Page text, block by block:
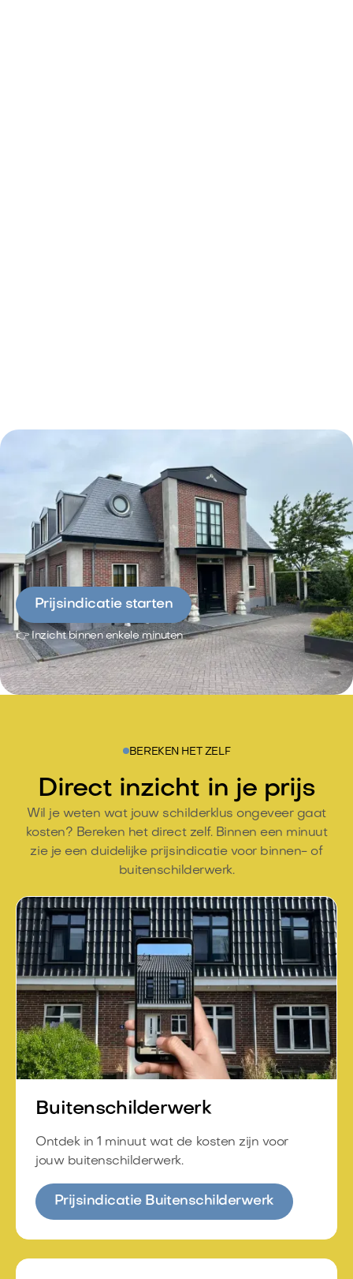
Prijsindicatie starten
👉 Inzicht binnen enkele minuten
BEREKEN HET ZELF
Direct inzicht in je prijs
Wil je weten wat jouw schilderklus ongeveer gaat
kosten? Bereken het direct zelf. Binnen een minuut
zie je een duidelijke prijsindicatie voor binnen- of
buitenschilderwerk.
Buitenschilderwerk
Ontdek in 1 minuut wat de kosten zijn voor
jouw buitenschilderwerk.
Prijsindicatie Buitenschilderwerk